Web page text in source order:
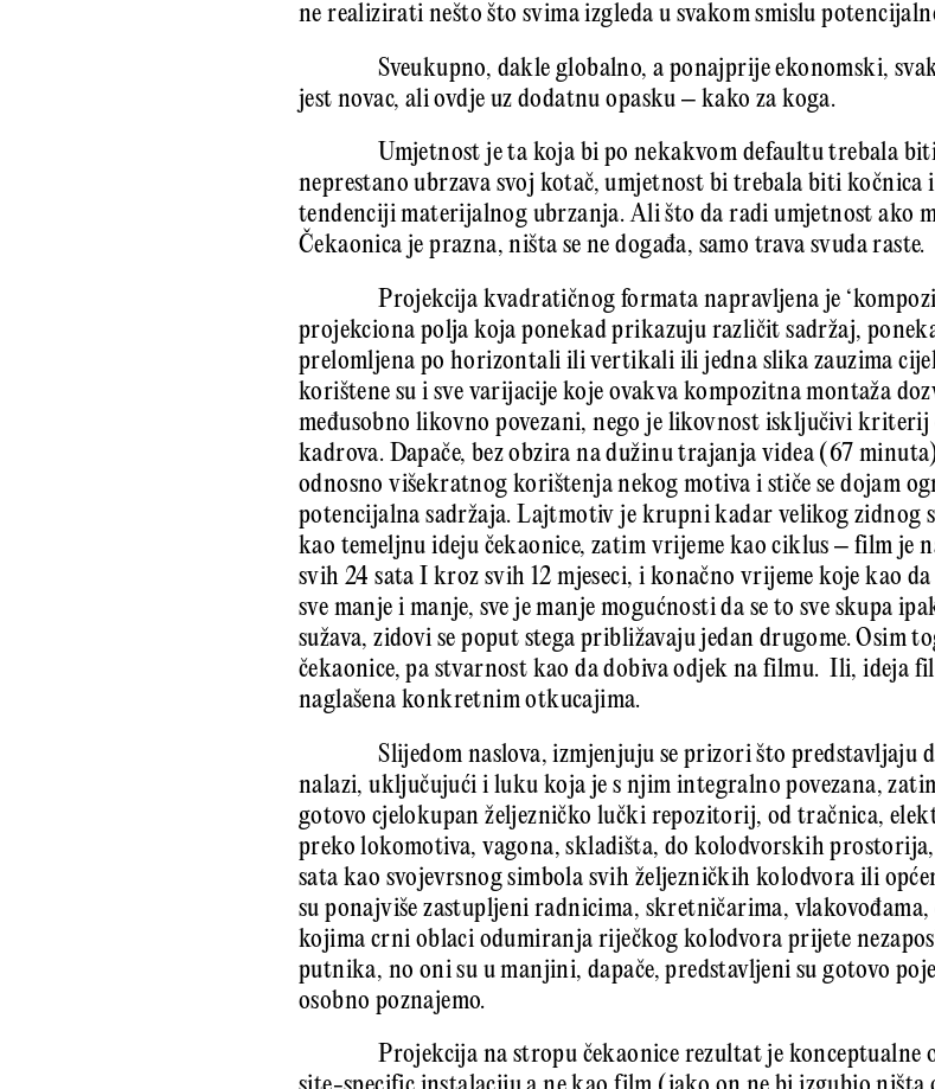
ne realizirati nešto što svima izgleda u svakom smislu
Sveukupno, dakle globalno, a ponajprije ekonomski,
jest novac, ali ovdje uz dodatnu opasku – kako za koga.
Umjetnost je ta koja bi po nekakvom defaultu trebala
neprestano ubrzava svoj kotač, umjetnost bi trebala biti
tendenciji materijalnog ubrzanja. Ali što da radi umjetnost ako
Čekaonica je prazna, ništa se ne događa, samo trava svuda raste.
Projekcija kvadratičnog formata napravljena je
projekciona polja koja ponekad prikazuju različit sadržaj,
prelomljena po horizontali ili vertikali ili jedna slika zauzima
korištene su i sve varijacije koje ovakva kompozitna montaža
međusobno likovno povezani, nego je likovnost isključivi
kadrova. Dapače, bez obzira na dužinu trajanja videa (67
odnosno višekratnog korištenja nekog motiva i stiče se dojam
potencijalna sadržaja. Lajtmotiv je krupni kadar velikog zidnog
kao temeljnu ideju čekaonice, zatim vrijeme kao ciklus – film je
svih 24 sata I kroz svih 12 mjeseci, i konačno vrijeme koje kao
sve manje i manje, sve je manje mogućnosti da se to sve skupa
sužava, zidovi se poput stega približavaju jedan drugome. Osim
čekaonice, pa stvarnost kao da dobiva odjek na filmu. Ili, ideja
naglašena konkretnim otkucajima.
Slijedom naslova, izmjenjuju se prizori što predstavljaju
nalazi, uključujući i luku koja je s njim integralno povezana,
gotovo cjelokupan željezničko lučki repozitorij, od tračnica,
preko lokomotiva, vagona, skladišta, do kolodvorskih
sata kao svojevrsnog simbola svih željezničkih kolodvora ili
su ponajviše zastupljeni radnicima, skretničarima,
kojima crni oblaci odumiranja riječkog kolodvora prijete
putnika, no oni su u manjini, dapače, predstavljeni su gotovo
osobno poznajemo.
Projekcija na stropu čekaonice rezultat je konceptualne